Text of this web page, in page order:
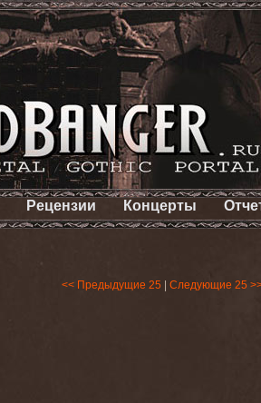
Рецензии Концерты
<< Предыдущие 25 Следующие 25